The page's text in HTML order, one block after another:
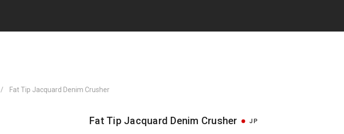
/ Fat Tip Jacquard Denim Crusher
Fat Tip Jacquard Denim Crusher JP